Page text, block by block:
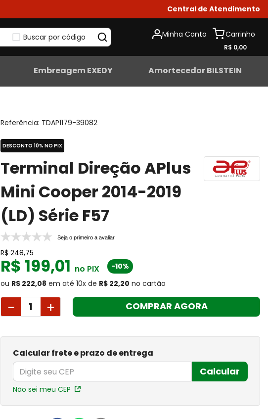
Central de Atendimento
Buscar por código Minha Conta
R$ 0,00
Embreagem EXEDY Amortecedor BILSTEIN
Referência: TDAP1179-39082
DESCONTO 10% NO PIX
Terminal Direção APlus
Mini Cooper 2014-2019
(LD) Série F57
Seja o primeiro a avaliar
R$ 248,75
R$ 199,01 no PIX
-10%
ou R$ 222,08 em até 10x de R$ 22,20 no cartão
＋
－ COMPRAR AGORA
Calcular frete e prazo de entrega
Calcular
Não sei meu CEP